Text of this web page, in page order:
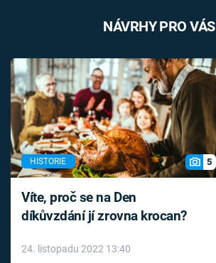
NÁVRHY PRO VÁS
HISTORIE 5
Víte, proč se na Den
díkůvzdání jí zrovna krocan?
24. listopadu 2022 13:40